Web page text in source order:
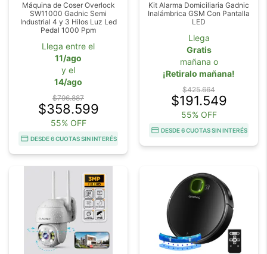
Máquina de Coser Overlock
SW11000 Gadnic Semi
Industrial 4 y 3 Hilos Luz Led
Pedal 1000 Ppm
Llega entre el
11/ago
y el
14/ago
$796.887
$358.599
55% OFF
DESDE 6 CUOTAS SIN INTERÉS
Kit Alarma Domiciliaria Gadnic
Inalámbrica GSM Con Pantalla
LED
Llega
Gratis
mañana o
¡Retiralo mañana!
$425.664
$191.549
55% OFF
DESDE 6 CUOTAS SIN INTERÉS